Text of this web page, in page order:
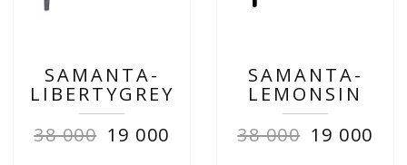
SAMANTA-
LIBERTYGREY
38 000 19 000
SAMANTA-
LEMONSIN
38 000 19 000